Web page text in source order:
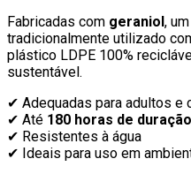
Fabricadas com geraniol,
tradicionalmente utilizado
plástico LDPE 100%
sustentável.
✔ Adequadas para adultos e
✔ Até 180 horas de
✔ Resistentes à água
✔ Ideais para uso em